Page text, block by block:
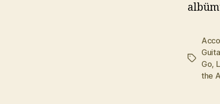
Etiketler
Go,
the